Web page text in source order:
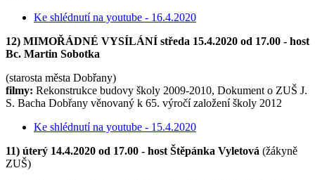
Ke shlédnutí na youtube - 16.4.2020
12) MIMOŘÁDNÉ VYSÍLÁNÍ středa 15.4.2020 od 17.00 - host
Bc. Martin Sobotka
(starosta města Dobřany)
filmy: Rekonstrukce budovy školy 2009-2010, Dokument o ZUŠ J.
S. Bacha Dobřany věnovaný k 65. výročí založení školy 2012
Ke shlédnutí na youtube - 15.4.2020
11) úterý 14.4.2020 od 17.00 - host Štěpánka Vyletová (žákyně
ZUŠ)